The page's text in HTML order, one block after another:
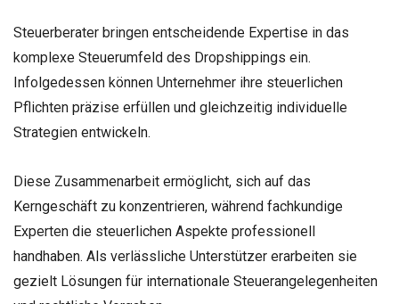
Steuerberater bringen entscheidende Expertise in das
komplexe Steuerumfeld des Dropshippings ein.
Infolgedessen können Unternehmer ihre steuerlichen
Pflichten präzise erfüllen und gleichzeitig individuelle
Strategien entwickeln.
Diese Zusammenarbeit ermöglicht, sich auf das
Kerngeschäft zu konzentrieren, während fachkundige
Experten die steuerlichen Aspekte professionell
handhaben. Als verlässliche Unterstützer erarbeiten sie
gezielt Lösungen für internationale Steuerangelegenheiten